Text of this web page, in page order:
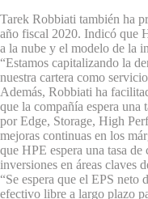
Tarek Robbiati también ha
año fiscal 2020. Indicó que
a la nube y el modelo de la
“Estamos capitalizando la
nuestra cartera como
Además, Robbiati ha
que la compañía espera
por Edge, Storage, High
mejoras continuas en los
que HPE espera una tasa
inversiones en áreas claves
“Se espera que el EPS
efectivo libre a largo plazo